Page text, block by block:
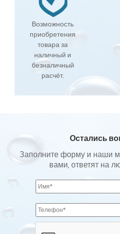
Возможность
приобретения
товара за
наличный и
безналичный
расчёт.
Остались
Заполните форму и наши
вами, ответят на